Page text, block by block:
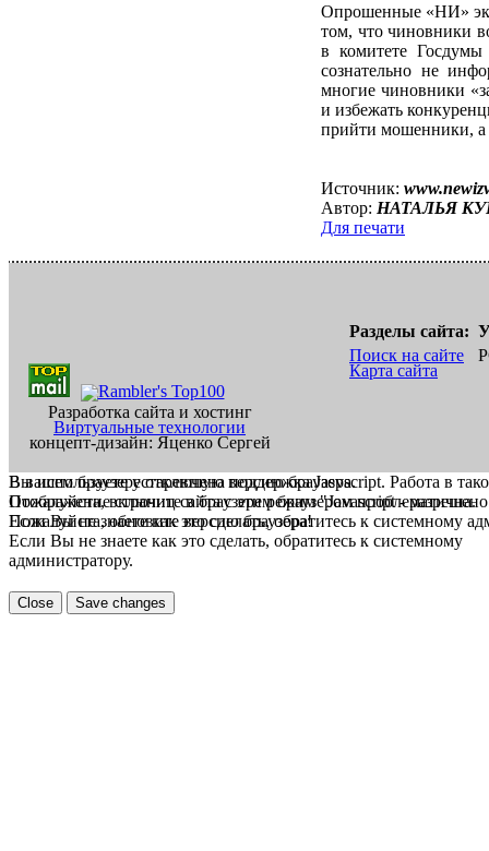
Опрошенные «НИ»
том, что чиновники
в комитете
сознательно не
многие чиновники
и избежать
прийти мошенники, а
Источник:
Автор: НАТАЛЬЯ
Для печати
Разработка сайта и хостинг
Виртуальные технологии
концепт-дизайн: Яценко Сергей
Разделы сайта:
Поиск на сайте
Карта сайта
В вашем браузере отключена поддержка Jasvscript. Работа в
Пожалуйста, включите в браузере режим "Javascript -
Если Вы не знаете как это сделать, обратитесь к системному
Вы используете устаревшую версию браузера.
Отображение страниц сайта с этим браузером проблематична.
Пожалуйста, обновите версию браузера!
Если Вы не знаете как это сделать, обратитесь к системному
администратору.
Close Save changes